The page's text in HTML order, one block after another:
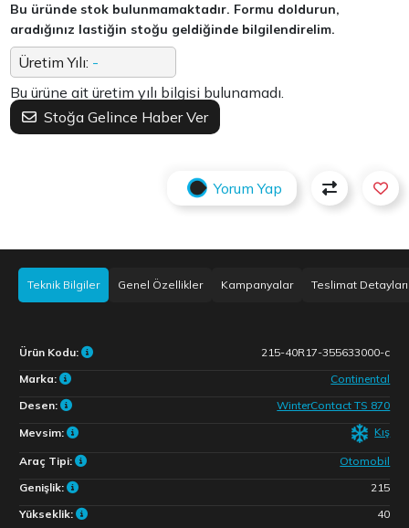
Bu üründe stok bulunmamaktadır. Formu doldurun,
aradığınız lastiğin stoğu geldiğinde bilgilendirelim.
Üretim Yılı: -
Bu ürüne ait üretim yılı bilgisi bulunamadı.
Stoğa Gelince Haber Ver
Yorum Yap
Teknik Bilgiler Genel Özellikler Kampanyalar Teslimat Detayları
Ürün Kodu:
215-40R17-355633000-c
Marka:
Continental
Desen:
WinterContact TS 870
Mevsim: Kış
Araç Tipi:
Otomobil
Genişlik:
215
Yükseklik:
40